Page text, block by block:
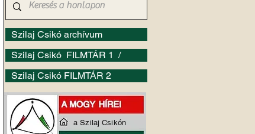
Szilaj Csikó archívum
Szilaj Csikó FILMTÁR 1 /
Szilaj Csikó FILMTÁR 2
a Szilaj Csikón